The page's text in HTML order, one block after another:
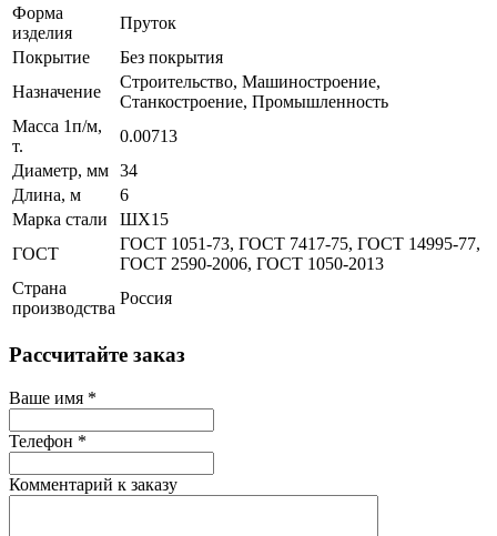
Форма
изделия
Пруток
Покрытие
Без покрытия
Назначение
Строительство, Машиностроение,
Станкостроение, Промышленность
Масса 1п/м,
т.
0.00713
Диаметр, мм 34
Длина, м
6
Марка стали
ШХ15
ГОСТ
ГОСТ 1051-73, ГОСТ 7417-75, ГОСТ 14995-77,
ГОСТ 2590-2006, ГОСТ 1050-2013
Страна
производства
Россия
Рассчитайте заказ
Ваше имя *
Телефон *
Комментарий к заказу